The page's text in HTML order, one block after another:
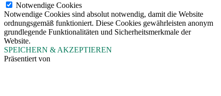
Notwendige Cookies
Notwendige Cookies sind absolut notwendig, damit die Website
ordnungsgemäß funktioniert. Diese Cookies gewährleisten anonym
grundlegende Funktionalitäten und Sicherheitsmerkmale der
Website.
SPEICHERN & AKZEPTIEREN
Präsentiert von